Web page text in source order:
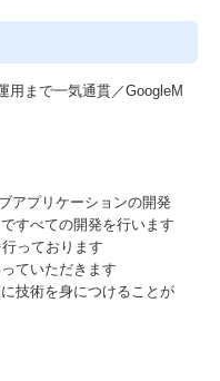
用まで一気通貫／GoogleM
アプリケーションの開発
すべての開発を行います
っております
ていただきます
技術を身につけることが